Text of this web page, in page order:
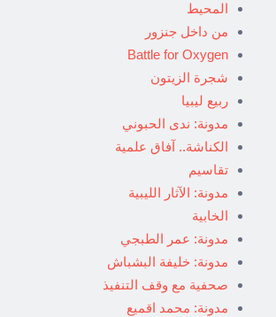
المحيط
من داخل جنزور
Battle for Oxygen
شجرة الزيتون
ربيع ليبيا
مدونة: ندى الحبوني
الكناشة.. آفاق علمية
تقاسيم
مدونة: الآثار الليبية
الخابية
مدونة: عمر الطبجي
مدونة: خليفة البشباش
صحفية مع وقف التنفيذ
مدونة: محمد اقميع